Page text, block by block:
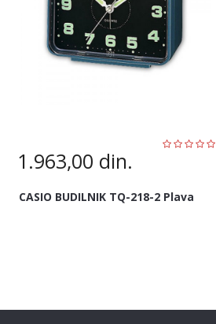
1.963,00 din.
CASIO BUDILNIK TQ-218-2 Plava